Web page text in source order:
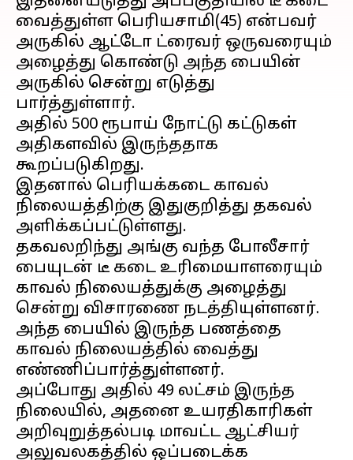
வைத்துள்ள பெரியசாமி(45) என்பவர்
அருகில் ஆட்டோ ட்ரைவர் ஒருவரையும்
அழைத்து கொண்டு அந்த பையின்
அருகில் சென்று எடுத்து
பார்த்துள்ளார்.
அதில் 500 ரூபாய் நோட்டு கட்டுகள்
அதிகளவில் இருந்ததாக
கூறப்படுகிறது.
இதனால் பெரியக்கடை காவல்
நிலையத்திற்கு இதுகுறித்து தகவல்
அளிக்கப்பட்டுள்ளது.
தகவலறிந்து அங்கு வந்த போலீசார்
பையுடன் டீ கடை உரிமையாளரையும்
காவல் நிலையத்துக்கு அழைத்து
சென்று விசாரணை நடத்தியுள்ளனர்.
அந்த பையில் இருந்த பணத்தை
காவல் நிலையத்தில் வைத்து
எண்ணிப்பார்த்துள்ளனர்.
அப்போது அதில் 49 லட்சம் இருந்த
நிலையில், அதனை உயரதிகாரிகள்
அறிவுறுத்தல்படி மாவட்ட ஆட்சியர்
அலுவலகத்தில் ஒப்படைக்க